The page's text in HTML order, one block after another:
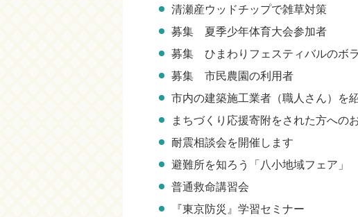
清瀬産ウッドチップで雑草対策
募集 夏季少年体育大会参加者
募集 ひまわりフェスティバルのボ
募集 市民農園の利用者
市内の建築施工業者（職人さん）を
まちづくり応援寄附をされた方への
耐震相談会を開催します
避難所を知ろう「八小地域フェア」
普通救命講習会
『東京防災』学習セミナー